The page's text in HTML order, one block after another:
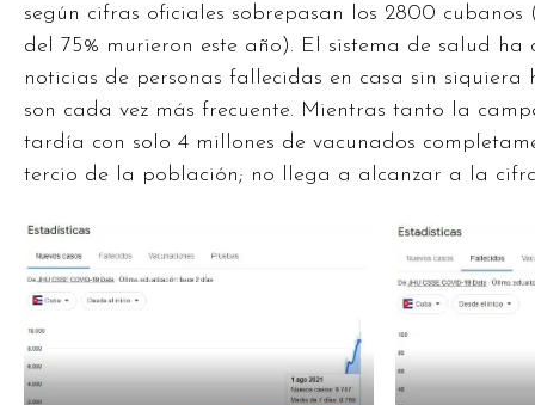
según cifras oficiales sobrepasan los 2800 cubanos
del 75% murieron este año). El sistema de salud ha
noticias de personas fallecidas en casa sin siquiera
son cada vez más frecuente. Mientras tanto la
tardía con solo 4 millones de vacunados
tercio de la población; no llega a alcanzar a la